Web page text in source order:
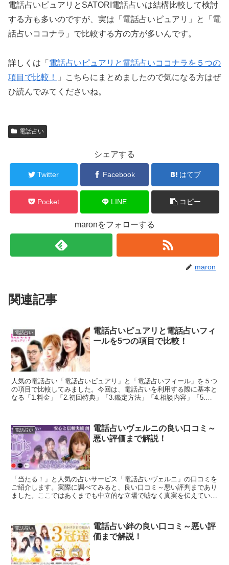
電話占いピュアリとSATORI電話占いは結構比較して検討
する方も多いのですが、実は「電話占いピュアリ」と「電
話占いココナラ」で比較する方の方が多いんです。
詳しくは「 電話占いピュアリと電話占いココナラを５つの
項目で比較！
」こちらにまとめましたので気になる方はぜ
ひ読んでみてくださいね。
電話占い
シェアする
Twitter Facebook はてブ
Pocket LINE コピー
maronをフォローする
maron
関連記事
電話占い
電話占いピュアリと電話占いフィ
ールを5つの項目で比較！
人気の電話占い「電話占いピュアリ」と「電話占いフィール」を５つ
の項目で比較してみました。今回は、電話占いを利用する際に基本と
なる「1.料金」「2.初回特典」「3.鑑定方法」「4.相談内容」「5.在
電話占い
電話占いヴェルニの良い口コミ～
悪い評価まで解説！
「当たる！」と人気の占いサービス「電話占いヴェルニ」の口コミを
ご紹介します。実際に調べてみると、良い口コミ～悪い評判まであり
ました。ここではあくまでも中立的な立場で嘘なく真実を伝えていけ
電話占い
電話占い絆の良い口コミ～悪い評
価まで解説！